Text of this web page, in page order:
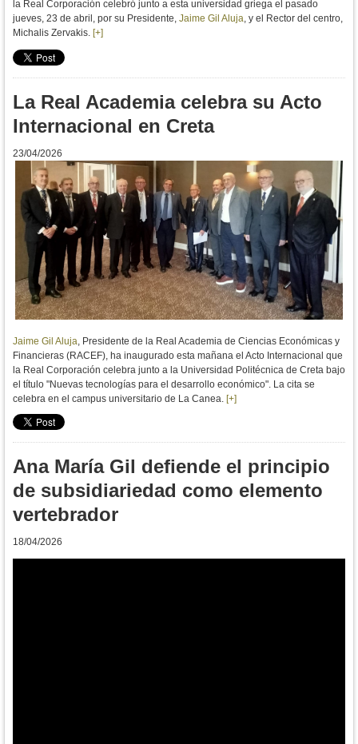
la Real Corporación celebró junto a esta universidad griega el pasado
jueves, 23 de abril, por su Presidente, Jaime Gil Aluja, y el Rector del centro,
Michalis Zervakis. [+]
La Real Academia celebra su Acto
Internacional en Creta
23/04/2026
Jaime Gil Aluja, Presidente de la Real Academia de Ciencias Económicas y
Financieras (RACEF), ha inaugurado esta mañana el Acto Internacional que
la Real Corporación celebra junto a la Universidad Politécnica de Creta bajo
el título "Nuevas tecnologías para el desarrollo económico". La cita se
celebra en el campus universitario de La Canea. [+]
Ana María Gil defiende el principio
de subsidiariedad como elemento
vertebrador
18/04/2026